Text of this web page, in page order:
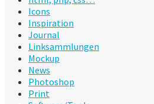
Icons
Inspiration
Journal
Linksammlungen
Mockup
News
Photoshop
Print